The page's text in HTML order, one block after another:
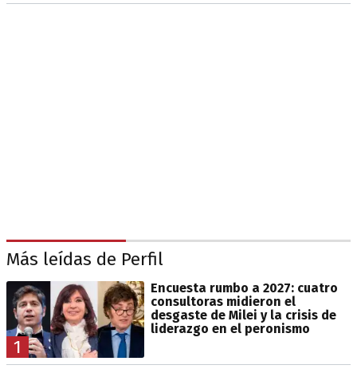
Más leídas de Perfil
1
Encuesta rumbo a 2027: cuatro
consultoras midieron el
desgaste de Milei y la crisis de
liderazgo en el peronismo